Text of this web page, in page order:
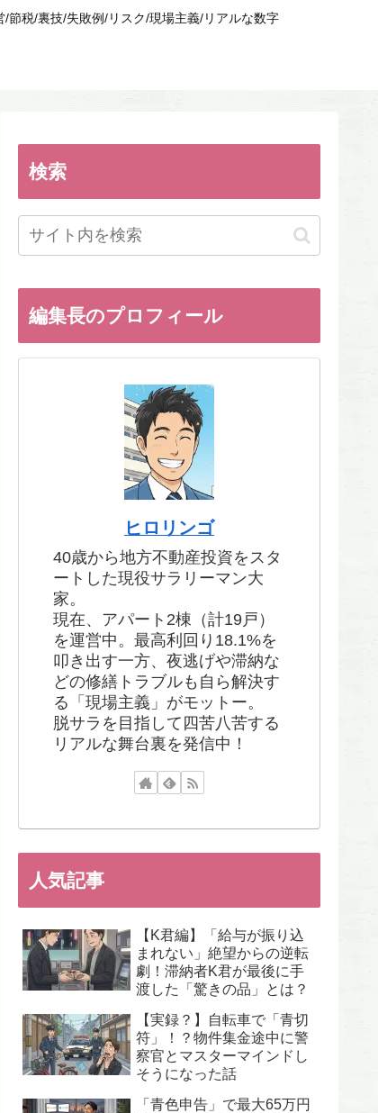
税/裏技/失敗例/リスク/現場主義/リアルな数字
検索
編集長のプロフィール
ヒロリンゴ
40歳から地方不動産投資をスタ
ートした現役サラリーマン大
家。
現在、アパート2棟（計19戸）
を運営中。最高利回り18.1%を
叩き出す一方、夜逃げや滞納な
どの修繕トラブルも自ら解決す
る「現場主義」がモットー。
脱サラを目指して四苦八苦する
リアルな舞台裏を発信中！
人気記事
【K君編】「給与が振り込
まれない」絶望からの逆転
劇！滞納者K君が最後に手
渡した「驚きの品」とは？
【実録？】自転車で「青切
符」！？物件集金途中に警
察官とマスターマインドし
そうになった話
「青色申告」で最大65万円